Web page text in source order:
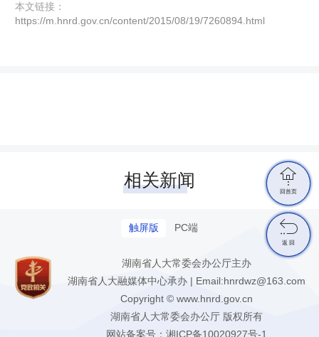
本文链接：
https://m.hnrd.gov.cn/content/2015/08/19/7260894.html
相关新闻
触屏版 PC端
湖南省人大常委会办公厅主办
湖南省人大融媒体中心承办 | Email:hnrdwz@163.com
Copyright © www.hnrd.gov.cn
湖南省人大常委会办公厅 版权所有
网站备案号：湘ICP备10020927号-1

回首页

返 回